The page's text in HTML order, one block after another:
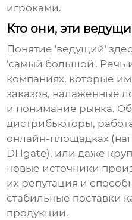
игроками.
Кто они, эти
Понятие 'ведущий'
'самый большой'. Речь
компаниях, которые
заказов, налаженные
и понимание рынка.
дистрибьюторы,
онлайн-площадках
DHgate), или даже
новые источники
их репутация и
стабильные поставки
продукции.